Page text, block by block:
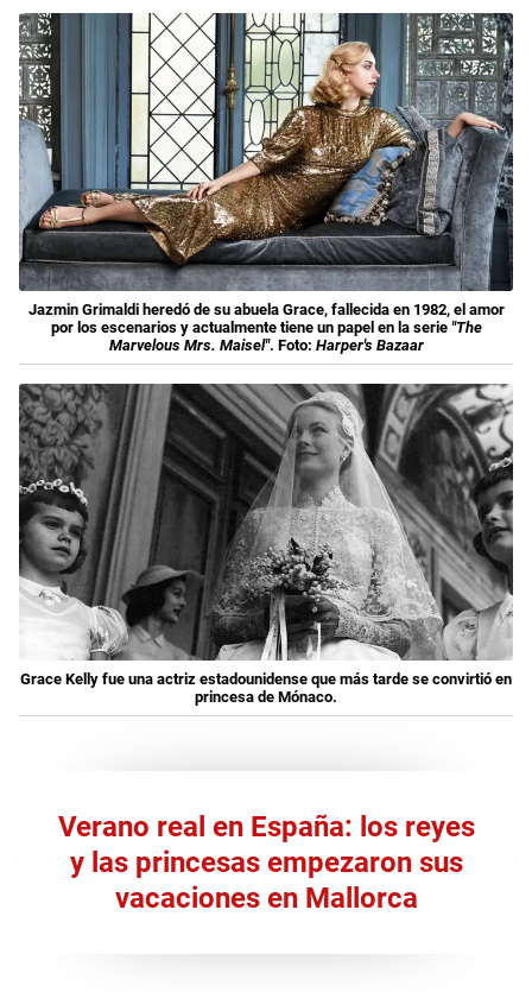
Jazmin Grimaldi heredó de su abuela Grace, fallecida en 1982, el amor
por los escenarios y actualmente tiene un papel en la serie "The
Marvelous Mrs. Maisel". Foto: Harper's Bazaar
Grace Kelly fue una actriz estadounidense que más tarde se convirtió en
princesa de Mónaco.
Verano real en España: los reyes
y las princesas empezaron sus
vacaciones en Mallorca